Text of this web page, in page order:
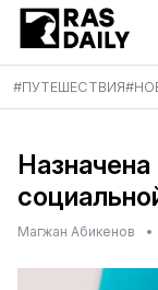
#ПУТЕШЕСТВИЯ#
Магжан Абикенов •